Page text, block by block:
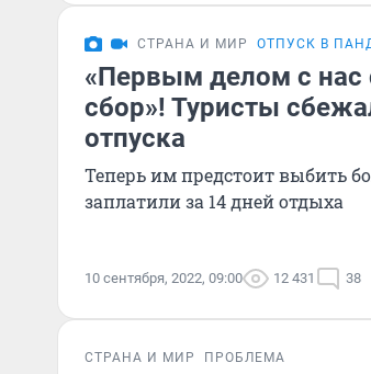
СТРАНА И МИР ОТПУСК В
«Первым делом с нас
сбор»! Туристы
отпуска
Теперь им предстоит выбить
заплатили за 14 дней отдыха
10 сентября, 2022, 09:00 12 431 38
СТРАНА И МИР ПРОБЛЕМА